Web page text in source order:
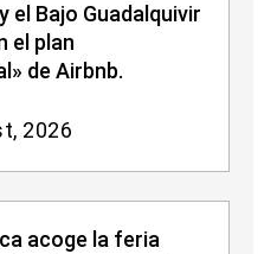
el Bajo Guadalquivir
el plan
de Airbnb.
2026
acoge la feria